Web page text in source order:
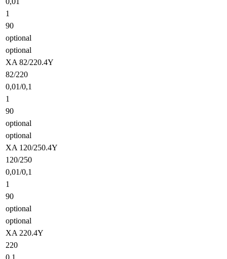
1
90
optional
optional
XA 82/220.4Y
82/220
0,01/0,1
1
90
optional
optional
XA 120/250.4Y
120/250
0,01/0,1
1
90
optional
optional
XA 220.4Y
220
0,1